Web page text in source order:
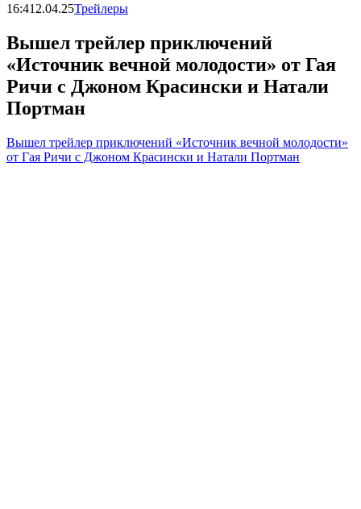
16:41 2.04.25Трейлеры
Вышел трейлер приключений
«Источник вечной молодости» от Гая
Ричи с Джоном Красински и Натали
Портман
Вышел трейлер приключений «Источник вечной молодости»
от Гая Ричи с Джоном Красински и Натали Портман